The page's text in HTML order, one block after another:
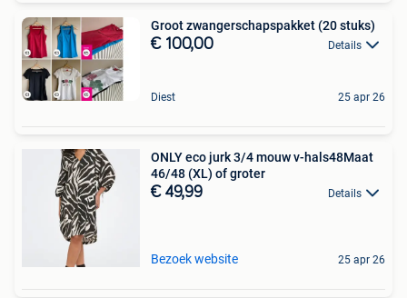
Groot zwangerschapspakket (20 stuks)
€ 100,00 Details
Diest 25 apr 26
ONLY eco jurk 3/4 mouw v-hals48Maat
46/48 (XL) of groter
€ 49,99 Details
Bezoek website 25 apr 26